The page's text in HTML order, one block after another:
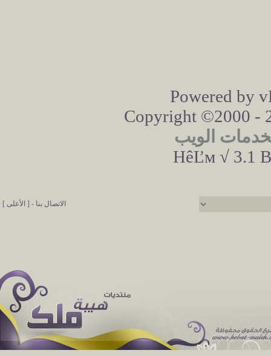
Powered by
Copyright ©2000 -
الويب
HêĽм √ 3.1
الاتصال بنا - [ الأعلى ]